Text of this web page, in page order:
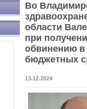
Во
области
при
обвинению в
бюджетных
13.12.2024